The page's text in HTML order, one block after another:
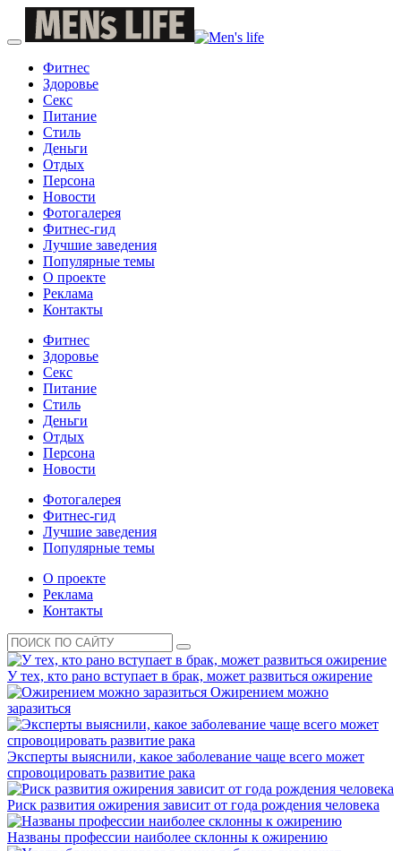
Фитнес
Здоровье
Секс
Питание
Стиль
Деньги
Отдых
Персона
Новости
Фотогалерея
Фитнес-гид
Лучшие заведения
Популярные темы
О проекте
Реклама
Контакты
Фитнес
Здоровье
Секс
Питание
Стиль
Деньги
Отдых
Персона
Новости
Фотогалерея
Фитнес-гид
Лучшие заведения
Популярные темы
О проекте
Реклама
Контакты
У тех, кто рано вступает в брак, может развиться ожирение
Ожирением можно
заразиться
Эксперты выяснили, какое заболевание чаще всего может
спровоцировать развитие рака
Риск развития ожирения зависит от года рождения человека
Названы профессии наиболее склонны к ожирению